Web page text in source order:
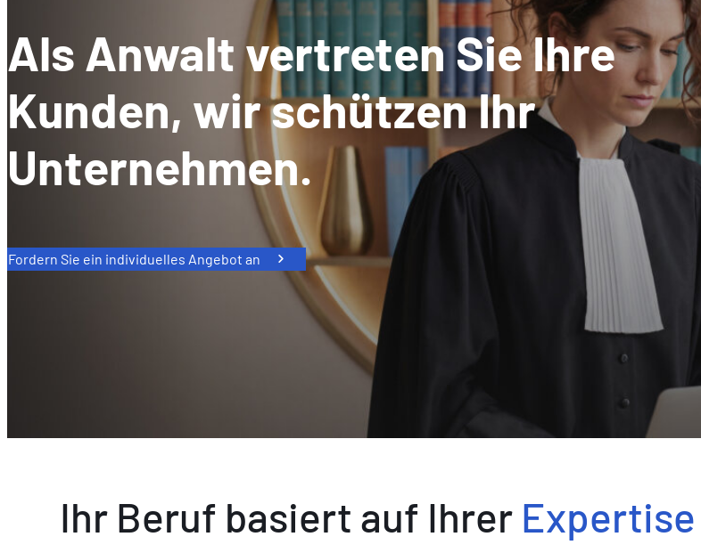
Als Anwalt vertreten Sie Ihre
Kunden, wir schützen Ihr
Unternehmen.
Fordern Sie ein individuelles Angebot an
Ihr Beruf basiert auf Ihrer Expertise